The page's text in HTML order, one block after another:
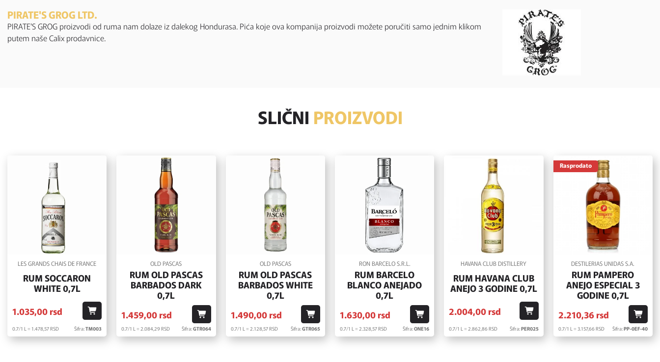
PIRATE'S GROG LTD.
PIRATE'S GROG proizvodi od ruma nam dolaze iz dalekog Hondurasa. Pića koje ova kompanija proizvodi možete poručiti samo jednim klikom
putem naše Calix prodavnice.
SLIČNI PROIZVODI
LES GRANDS CHAIS DE FRANCE
RUM SOCCARON
WHITE 0,7L
1.035,00rsd
0.7/1 L = 1.478,57RSD Šifra:TM003
OLD PASCAS
RUM OLD PASCAS
BARBADOS DARK
0,7L
1.459,00rsd
0.7/1 L = 2.084,29RSD Šifra:GTR064
OLD PASCAS
RUM OLD PASCAS
BARBADOS WHITE
0,7L
1.490,00 rsd
0.7/1 L = 2.128,57RSD Šifra:GTR065
RON BARCELO S.R.L.
RUM BARCELO
BLANCO ANEJADO
0,7L
1.630,00rsd
0.7/1 L = 2.328,57RSD Šifra:ONE16
HAVANA CLUB DISTILLERY
RUM HAVANA CLUB
ANEJO 3 GODINE 0,7L
2.004,00rsd
0.7/1 L = 2.862,86RSD Šifra:PER025
Rasprodato
DESTILERIAS UNIDAS S.A.
RUM PAMPERO
ANEJO ESPECIAL 3
GODINE 0,7L
2.210,36 rsd
0.7/1 L = 3.157,66RSD Šifra:PP-0EF-40